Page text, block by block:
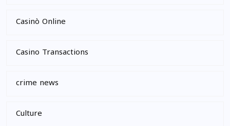
Casinò Online
Casino Transactions
crime news
Culture